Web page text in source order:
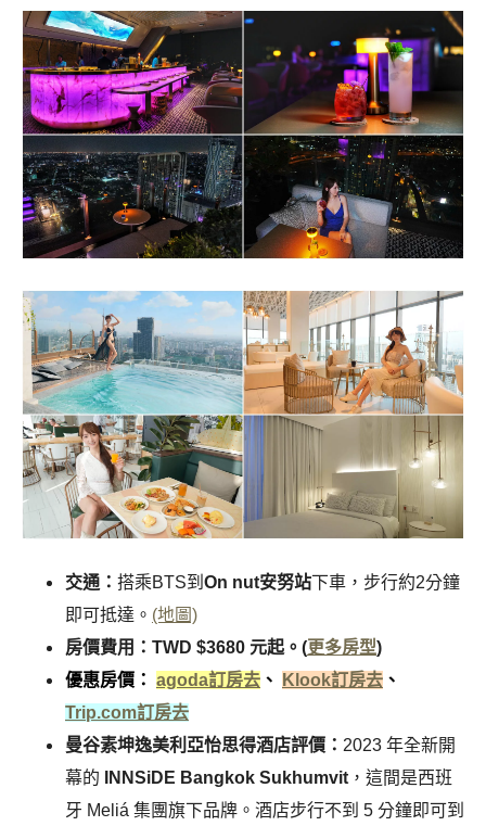
交通： 搭乘BTS到 On nut安努站下車，步行約2分鐘
即可抵達。 (地圖)
房價費用：TWD $3680 元起。(更多房型)
優惠房價： agoda訂房去 、 Klook訂房去 、
Trip.com訂房去
曼谷素坤逸美利亞怡思得酒店評價： 2023 年全新開
幕的 INNSiDE Bangkok Sukhumvit ，這間是西班
牙 Meliá 集團旗下品牌。酒店步行不到 5 分鐘即可到